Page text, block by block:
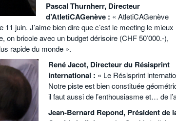
Pascal Thurnherr, Directeur
d’AtletiCAGenève : « AtletiCAGenève
11 juin. J’aime bien dire que c’est le meeting le mieux
on bricole avec un budget dérisoire (CHF 50’000.-),
rapide du monde ».
René Jacot, Directeur du Résisprint
international : « Le Résisprint
Notre piste est bien constituée
il faut aussi de l’enthousiasme et… de
Jean-Bernard Repond, Président de